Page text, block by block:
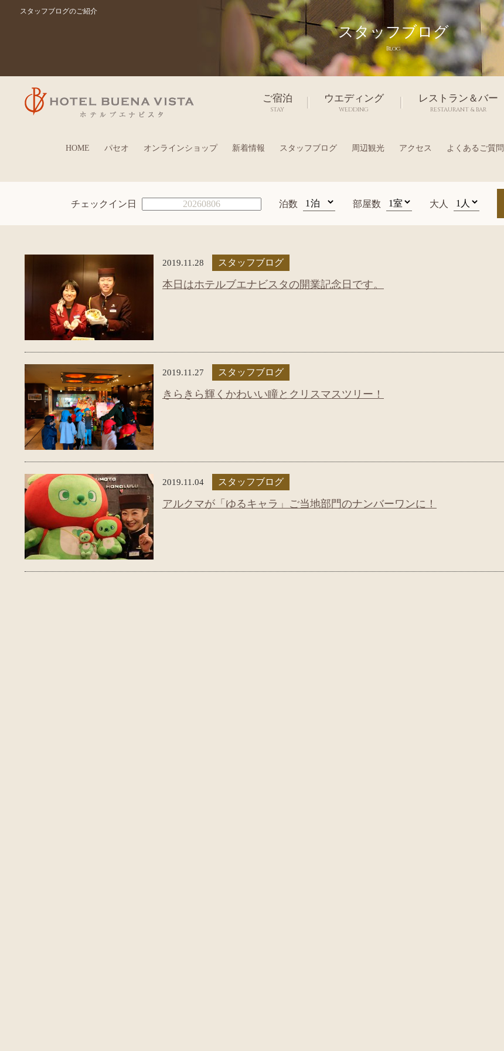
スタッフブログのご紹介
スタッフブログ
Blog
ご宿泊
STAY
ウエディング
WEDDING
レストラン＆バー
RESTAURANT & BAR
HOME パセオ オンラインショップ 新着情報 スタッフブログ 周辺観光 アクセス よくあるご質問
チェックイン日 泊数 部屋数 大人
2019.11.28 スタッフブログ
本日はホテルブエナビスタの開業記念日です。
2019.11.27 スタッフブログ
きらきら輝くかわいい瞳とクリスマスツリー！
2019.11.04 スタッフブログ
アルクマが「ゆるキャラ」ご当地部門のナンバーワンに！